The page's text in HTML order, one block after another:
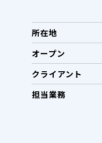
所在地
オープン
クライアント
担当業務